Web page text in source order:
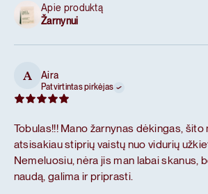
Apie produktą
Žarnynui
A Aira
Patvirtintas pirkėjas
Tobulas!!! Mano žarnynas dėkingas,
atsisakiau stiprių vaistų nuo vidurių
Nemeluosiu, nėra jis man labai skanus,
naudą, galima ir priprasti.